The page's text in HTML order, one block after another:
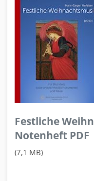
Festliche
Notenheft
(7,1 MB)